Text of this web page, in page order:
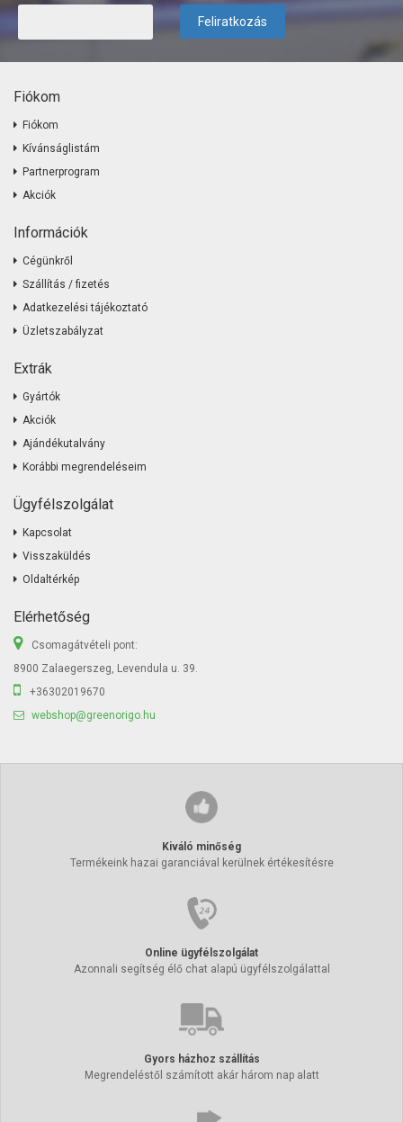
Feliratkozás
Fiókom
Fiókom
Kívánságlistám
Partnerprogram
Akciók
Információk
Cégünkről
Szállítás / fizetés
Adatkezelési tájékoztató
Üzletszabályzat
Extrák
Gyártók
Akciók
Ajándékutalvány
Korábbi megrendeléseim
Ügyfélszolgálat
Kapcsolat
Visszaküldés
Oldaltérkép
Elérhetőség
Csomagátvételi pont:
8900 Zalaegerszeg, Levendula u. 39.
+36302019670
webshop@greenorigo.hu
Kiváló minőség
Termékeink hazai garanciával kerülnek értékesítésre
Online ügyfélszolgálat
Azonnali segítség élő chat alapú ügyfélszolgálattal
Gyors házhoz szállítás
Megrendeléstől számított akár három nap alatt